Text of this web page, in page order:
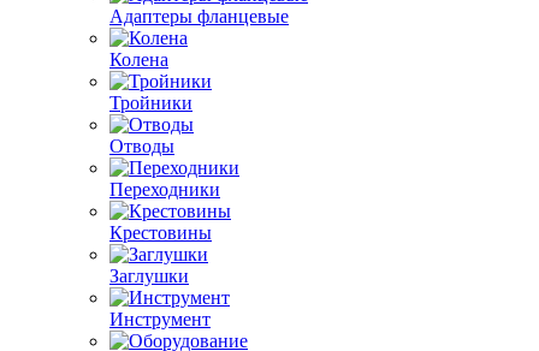
Адаптеры фланцевые
Колена
Тройники
Отводы
Переходники
Крестовины
Заглушки
Инструмент